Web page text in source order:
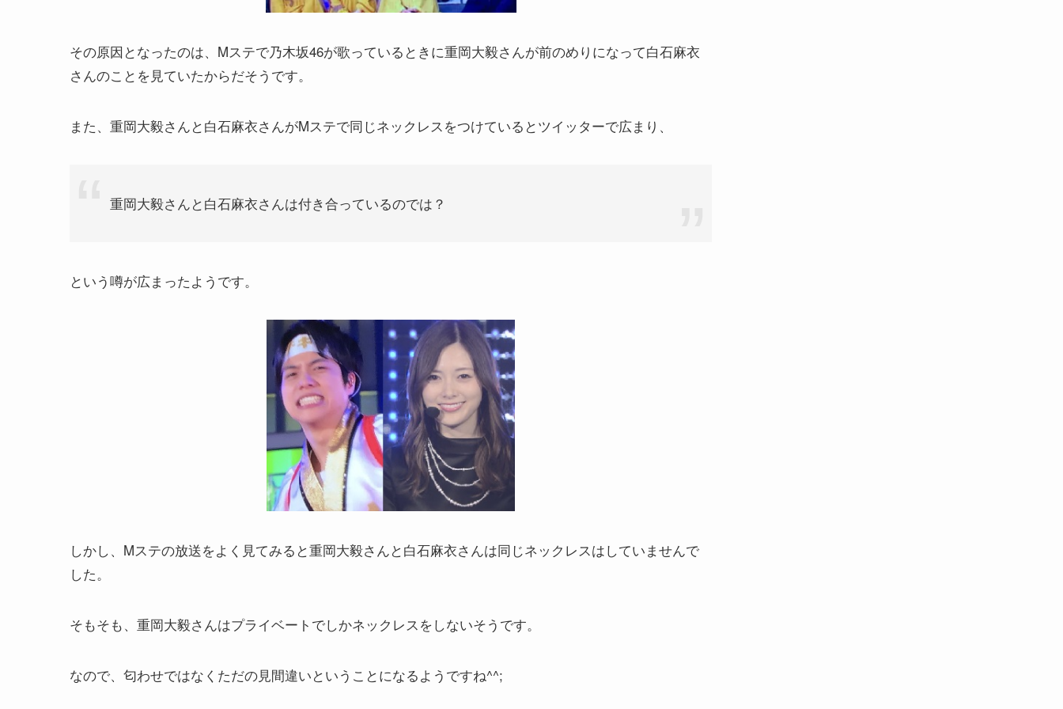
その原因となったのは、Mステで乃木坂46が歌っているときに重岡大毅さんが前のめりになって白石麻衣
さんのことを見ていたからだそうです。
また、重岡大毅さんと白石麻衣さんがMステで同じネックレスをつけているとツイッターで広まり、
重岡大毅さんと白石麻衣さんは付き合っているのでは？
という噂が広まったようです。
しかし、Mステの放送をよく見てみると重岡大毅さんと白石麻衣さんは同じネックレスはしていませんで
した。
そもそも、重岡大毅さんはプライベートでしかネックレスをしないそうです。
なので、匂わせではなくただの見間違いということになるようですね^^;